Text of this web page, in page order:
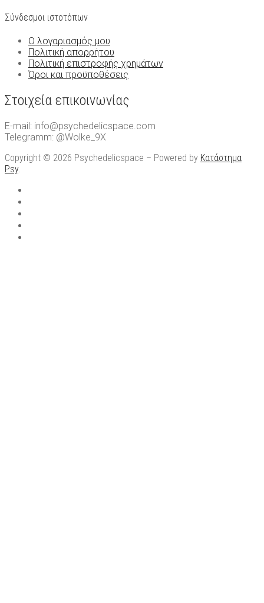
Σύνδεσμοι ιστοτόπων
Ο λογαριασμός μου
Πολιτική απορρήτου
Πολιτική επιστροφής χρημάτων
Όροι και προϋποθέσεις
Στοιχεία επικοινωνίας
E-mail: info@psychedelicspace.com
Telegramm: @Wolke_9X
Copyright © 2026 Psychedelicspace – Powered by Κατάστημα
Psy.